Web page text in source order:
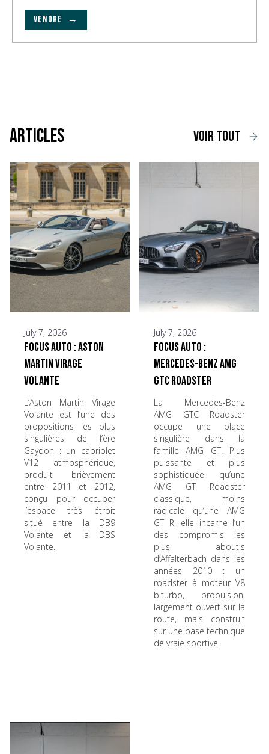
VENDRE →
voir tout
Articles
July 7, 2026
Focus Auto : Aston
Martin Virage
Volante
L’Aston Martin Virage
Volante est l’une des
propositions les plus
singulières de l’ère
Gaydon : un cabriolet
V12 atmosphérique,
produit brièvement
entre 2011 et 2012,
conçu pour occuper
l’espace très étroit
situé entre la DB9
Volante et la DBS
Volante.
July 7, 2026
Focus Auto :
Mercedes-Benz AMG
GTC Roadster
La Mercedes-Benz
AMG GTC Roadster
occupe une place
singulière dans la
famille AMG GT. Plus
puissante et plus
sophistiquée qu’une
AMG GT Roadster
classique, moins
radicale qu’une AMG
GT R, elle incarne l’un
des compromis les
plus aboutis
d’Affalterbach dans les
années 2010 : un
roadster à moteur V8
biturbo, propulsion,
largement ouvert sur la
route, mais construit
sur une base technique
de vraie sportive.